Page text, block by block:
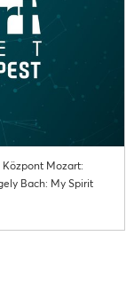
Központ Mozart:
Bach: My Spirit